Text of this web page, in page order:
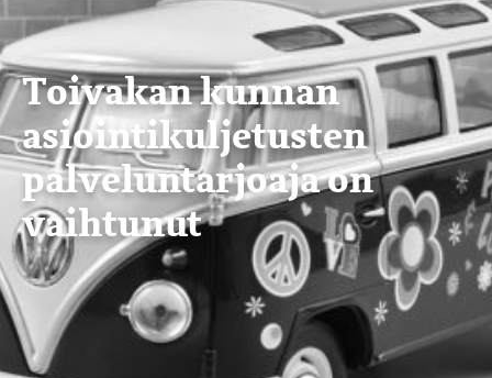
Toivakan kunnan
asiointikuljetusten
palveluntarjoaja on
vaihtunut